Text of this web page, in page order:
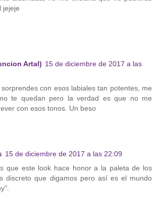
jejeje
Artal) 15 de diciembre de 2017 a las
con esos labiales tan potentes, me
te quedan pero la verdad es que no me
con esos tonos. Un beso
15 de diciembre de 2017 a las 22:09
que este look hace honor a la paleta de los
discreto que digamos pero así es el mundo